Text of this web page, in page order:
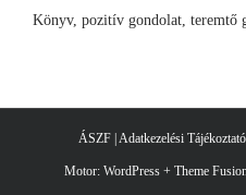
Könyv, pozitív gondolat, teremtő
ÁSZF| Adatkezelési Tájékoztató|
Motor: WordPress + Theme